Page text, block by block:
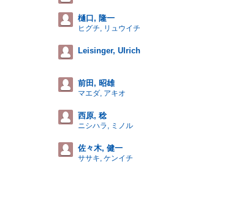
樋口, 隆一
ヒグチ, リュウイチ
Leisinger, Ulrich
前田, 昭雄
マエダ, アキオ
西原, 稔
ニシハラ, ミノル
佐々木, 健一
ササキ, ケンイチ